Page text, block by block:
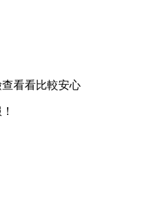
看看比較安心